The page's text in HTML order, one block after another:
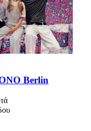
Berlin